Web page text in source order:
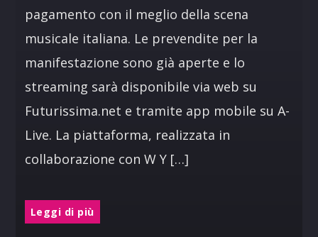
pagamento con il meglio della scena
musicale italiana. Le prevendite per la
manifestazione sono già aperte e lo
streaming sarà disponibile via web su
Futurissima.net e tramite app mobile su A-
Live. La piattaforma, realizzata in
collaborazione con W Y […]
Leggi di più